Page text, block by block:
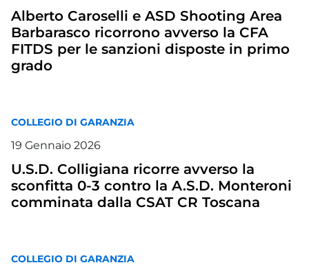
Alberto Caroselli e ASD Shooting Area
Barbarasco ricorrono avverso la CFA
FITDS per le sanzioni disposte in primo
grado
COLLEGIO DI GARANZIA
19 Gennaio 2026
U.S.D. Colligiana ricorre avverso la
sconfitta 0-3 contro la A.S.D. Monteroni
comminata dalla CSAT CR Toscana
COLLEGIO DI GARANZIA